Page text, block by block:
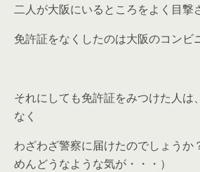
二人が大阪にいるところをよく目撃
免許証をなくしたのは大阪のコンビ
それにしても免許証をみつけた人は
なく
わざわざ警察に届けたのでしょうか
めんどうなような気が・・・）